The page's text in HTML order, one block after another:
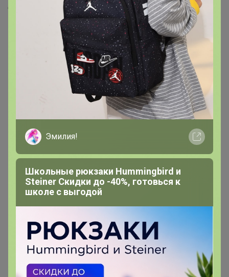
Скопировать ссылку
5
Номинировать на медаль
1 1
1
Друзья в клубе 5
Эмилия!
Школьные рюкзаки Hummingbird и
Steiner Скидки до -40%, готовься к
школе с выгодой